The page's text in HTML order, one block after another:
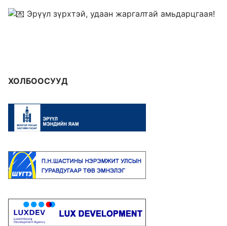
Эрүүл зүрхтэй, удаан жаргалтай амьдарцгаая!
ХОЛБООСУУД